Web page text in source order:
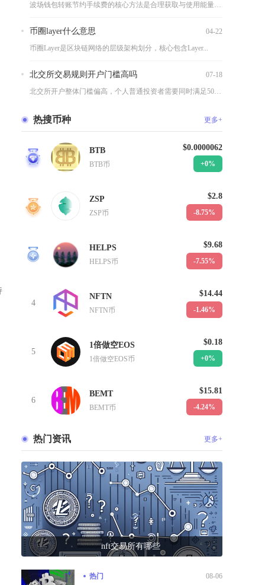
波场钱包转账节约手续费的核心方法是合理获取与使用能量、带宽资...
币圈layer什么意思 04-22
币圈Layer是区块链网络的层级架构划分，核心包含Layer...
北交所交易规则开户门槛高吗 07-18
北交所开户整体门槛偏高，个人普通投资者需要同时满足50万日均...
热搜币种 更多+
1
BTB
BTB币
$0.0000062
+0%
2
ZSP
ZSP币
$2.8
-8.75%
3
HELPS
HELPS币
$9.68
-7.55%
4
NFTN
NFTN币
$14.44
-1.46%
5
1倍做空EOS
1倍做空EOS币
$0.18
+0%
6
BEMT
BEMT币
$15.81
-4.24%
热门资讯 更多+
nft交易所有哪些
热门 08-06